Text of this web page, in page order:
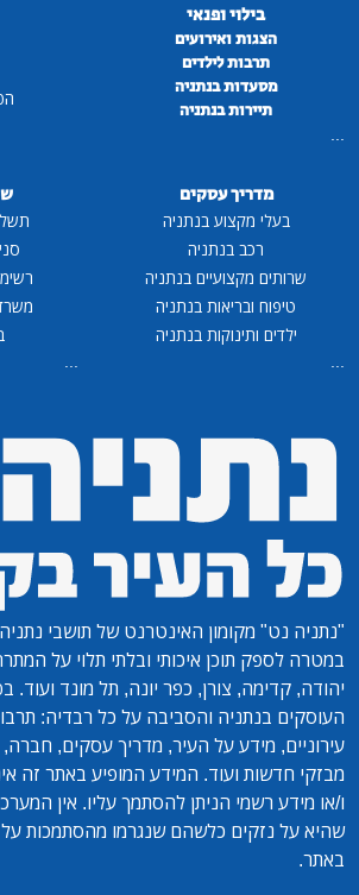
בילוי ופנאי
הצגות ואירועים
תרבות לילדים
מסעדות בנתניה
תיירות בנתניה
מדריך עסקים
בעלי מקצוע בנתניה
רכב בנתניה
שרותים מקצועיים בנתניה
טיפוח ובריאות בנתניה
ילדים ותינוקות בנתניה
"נתניה נט" מקומון האינטרנט של תושבי
במטרה לספק תוכן איכותי ובלתי תלוי על
יהודה, קדימה, צורן, כפר יונה, תל מונד ועוד.
העוסקים בנתניה והסביבה על כל רבדיה: תרבות
עירוניים, מידע על העיר, מדריך עסקים,
מבזקי חדשות ועוד. המידע המופיע באתר זה
ו/או מידע רשמי הניתן להסתמך עליו. אין
שהיא על נזקים כלשהם שנגרמו מהסתמכות
באתר.